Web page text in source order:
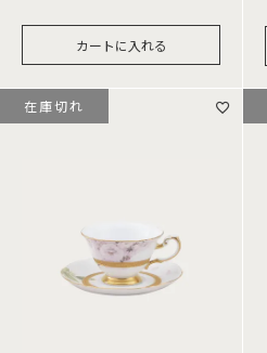
カートに入れる
在庫切れ